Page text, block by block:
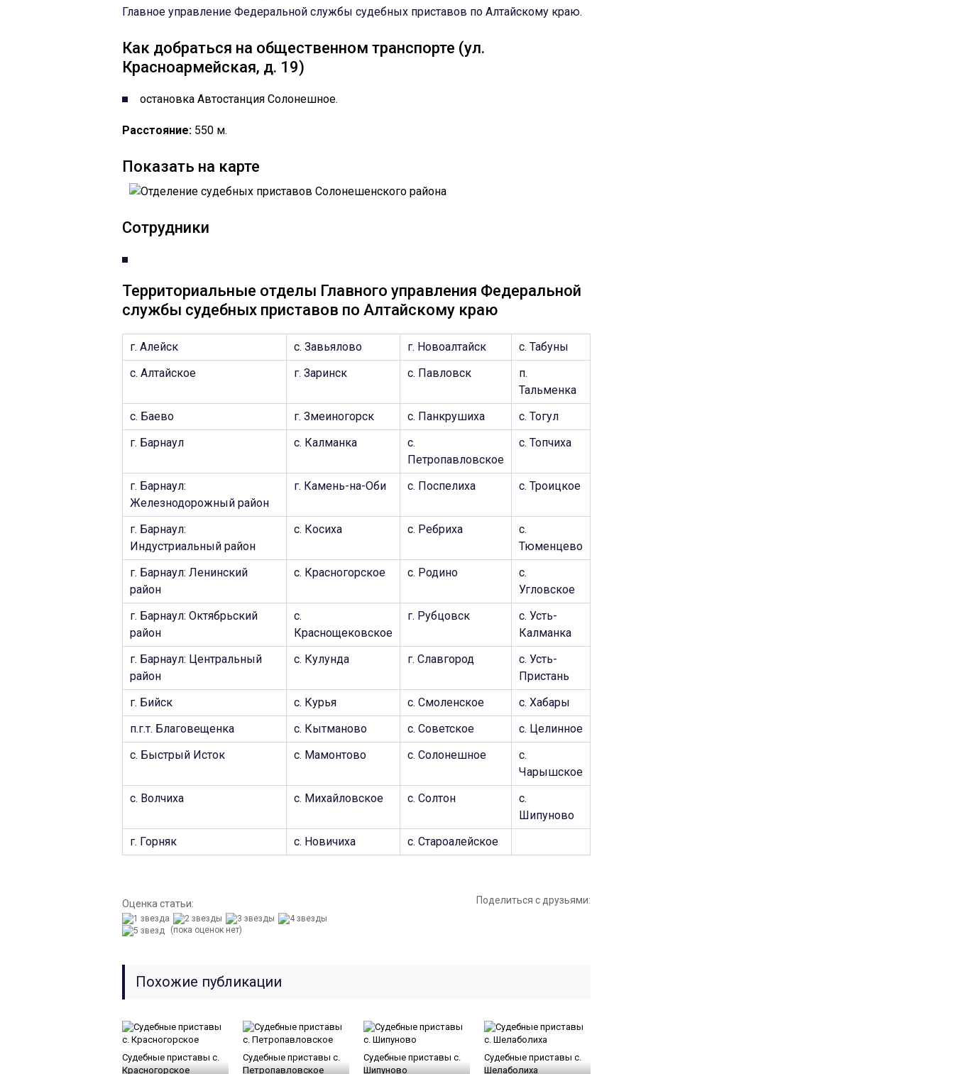
Главное управление Федеральной службы судебных приставов по Алтайскому краю.
Как добраться на общественном транспорте (ул.
Красноармейская, д. 19)
остановка Автостанция Солонешное.
Расстояние: 550 м.
Показать на карте
Сотрудники
Территориальные отделы Главного управления Федеральной
службы судебных приставов по Алтайскому краю
г. Алейск с. Завьялово г. Новоалтайск
c. Табуны
с. Алтайское
г. Заринск c. Павловск
п.
Тальменка
с. Баево
г. Змеиногорск c. Панкрушиха
c. Тогул
г. Барнаул
с. Калманка
c.
Петропавловское
с. Топчиха
г. Барнаул:
Железнодорожный район
г. Камень-на-Оби с. Поспелиха с. Троицкое
г. Барнаул:
Индустриальный район
c. Косиха c. Ребриха
c.
Тюменцево
г. Барнаул: Ленинский
район
с. Красногорское c. Родино
c.
Угловское
г. Барнаул: Октябрьский
район
c.
Краснощековское
г. Рубцовск
c. Усть-
Калманка
г. Барнаул: Центральный
район
с. Кулунда г. Славгород
c. Усть-
Пристань
г. Бийск
c. Курья c. Смоленское
c. Хабары
п.г.т. Благовещенка
c. Кытманово c. Советское
c. Целинное
с. Быстрый Исток
c. Мамонтово c. Солонешное
c.
Чарышское
с. Волчиха
c. Михайловское c. Солтон
c.
Шипуново
г. Горняк
c. Новичиха c. Староалейское
Оценка статьи:
(пока оценок нет)
Поделиться с друзьями:
Похожие публикации
Судебные приставы c.
Красногорское
Судебные приставы c.
Петропавловское
Судебные приставы c.
Шипуново
Судебные приставы c.
Шелаболиха